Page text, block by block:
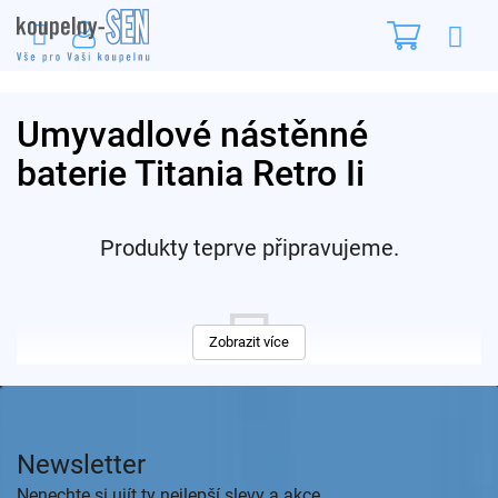
na
obsah
Umyvadlové nástěnné
baterie Titania Retro Ii
Produkty teprve připravujeme.
Můžete se ale podívat na ostatní kategorie.
Zobrazit více
Z
Newsletter